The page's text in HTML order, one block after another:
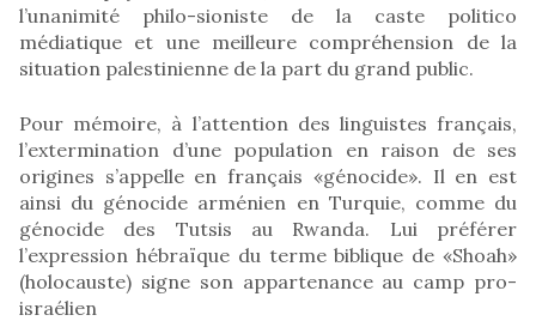
l’unanimité philo-sioniste de la caste politico
médiatique et une meilleure compréhension de la
situation palestinienne de la part du grand public.
Pour mémoire, à l’attention des linguistes français,
l’extermination d’une population en raison de ses
origines s’appelle en français «génocide». Il en est
ainsi du génocide arménien en Turquie, comme du
génocide des Tutsis au Rwanda. Lui préférer
l’expression hébraïque du terme biblique de «Shoah»
(holocauste) signe son appartenance au camp pro-
israélien